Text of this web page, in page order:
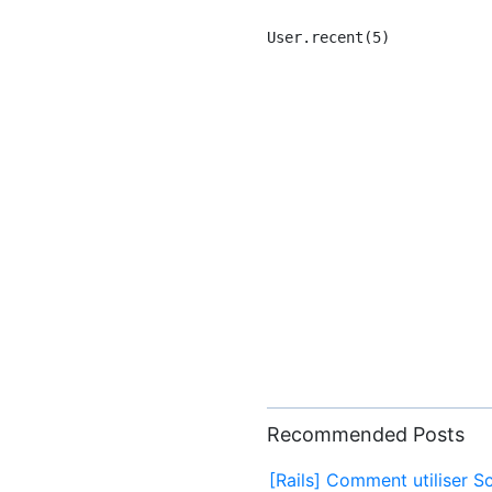
Recommended Posts
[Rails] Comment utiliser